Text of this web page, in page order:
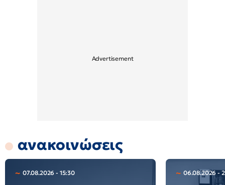
ανακοινώσεις
07.08.2026 - 15:30 06.08.2026 -